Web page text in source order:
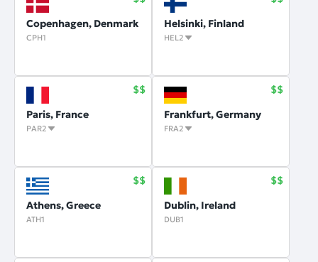
Copenhagen, Denmark
CPH1
Helsinki, Finland
HEL2
Paris, France
PAR2
Frankfurt, Germany
FRA2
Athens, Greece
ATH1
Dublin, Ireland
DUB1